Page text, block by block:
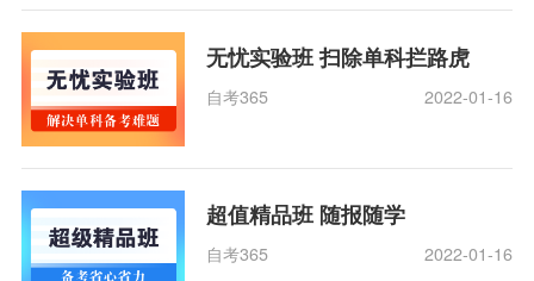
无忧实验班 扫除单科拦路虎
自考365 2022-01-16
超值精品班 随报随学
自考365 2022-01-16